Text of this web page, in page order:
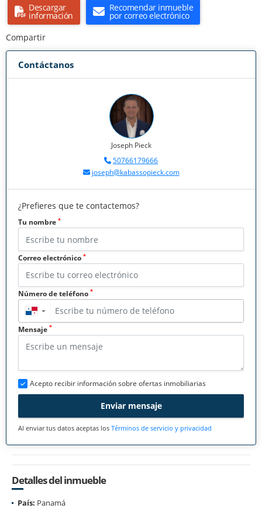
Descargar
información
Recomendar inmueble
por correo electrónico
Compartir
Contáctanos
Joseph Pieck
50766179666
joseph@kabassopieck.com
¿Prefieres que te contactemos?
Tu nombre *
Correo electrónico *
Número de teléfono *
▼
Mensaje *
Acepto recibir información sobre ofertas inmobiliarias
Enviar mensaje
Al enviar tus datos aceptas los Términos de servicio y privacidad
Detalles del inmueble
País: Panamá